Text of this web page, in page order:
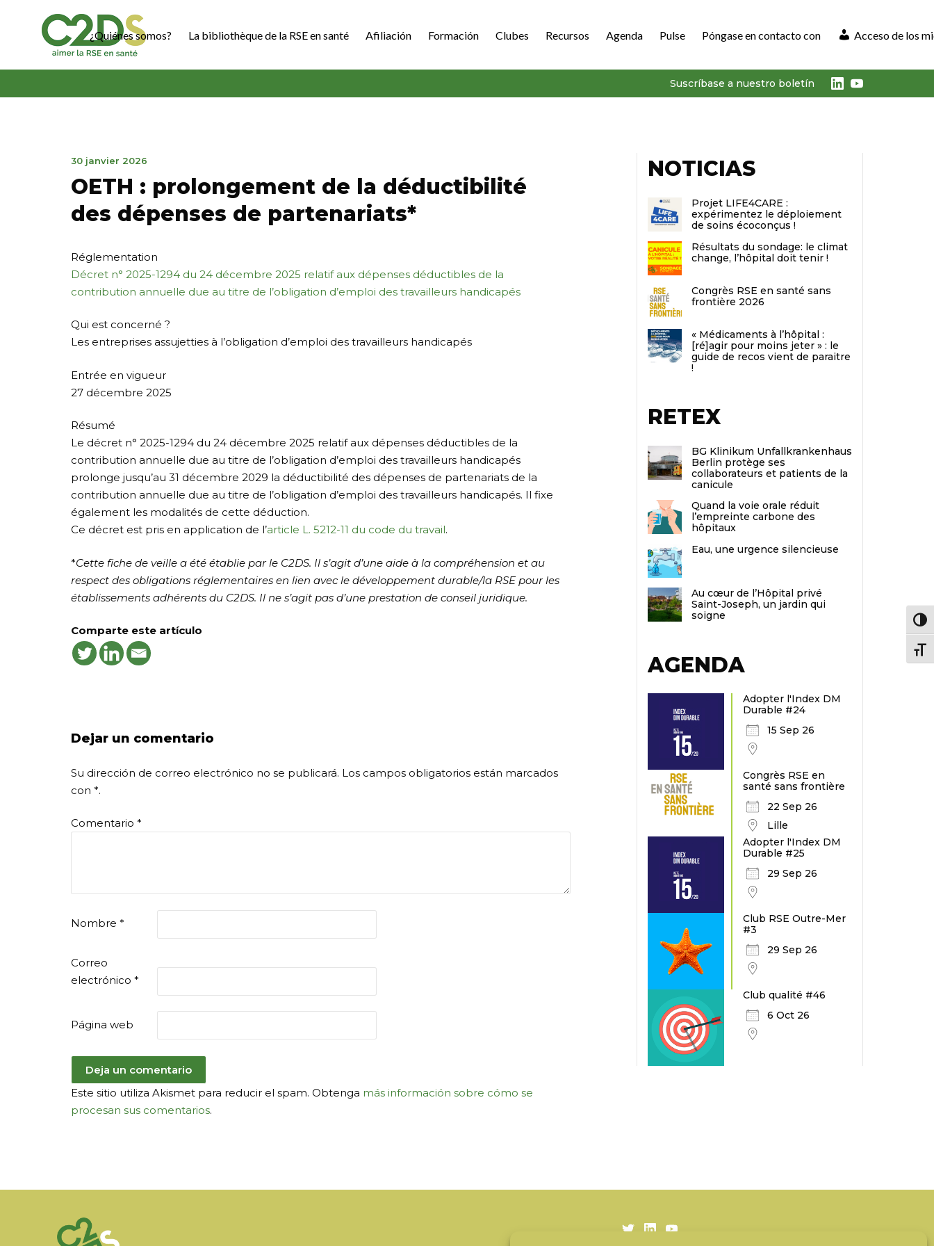
contenido
¿Quiénes somos? La bibliothèque de la RSE en santé Afiliación Formación Clubes Recursos Agenda Pulse Póngase en contacto con Acceso de los
Suscríbase a nuestro boletín LinkedIn
Youtube
30 janvier 2026
2026
OETH : prolongement de la déductibilité
des dépenses de partenariats*
Réglementation
Décret n° 2025-1294 du 24 décembre 2025 relatif aux dépenses déductibles de la
contribution annuelle due au titre de l’obligation d’emploi des travailleurs handicapés
Qui est concerné ?
Les entreprises assujetties à l’obligation d’emploi des travailleurs handicapés
Entrée en vigueur
27 décembre 2025
Résumé
Le décret n° 2025-1294 du 24 décembre 2025 relatif aux dépenses déductibles de la
contribution annuelle due au titre de l’obligation d’emploi des travailleurs handicapés
prolonge jusqu’au 31 décembre 2029 la déductibilité des dépenses de partenariats de la
contribution annuelle due au titre de l’obligation d’emploi des travailleurs handicapés. Il fixe
également les modalités de cette déduction.
Ce décret est pris en application de l’article L. 5212-11 du code du travail.
*Cette fiche de veille a été établie par le C2DS. Il s’agit d’une aide à la compréhension et au
respect des obligations réglementaires en lien avec le développement durable/la RSE pour les
établissements adhérents du C2DS. Il ne s’agit pas d’une prestation de conseil juridique.
Comparte este artículo
Dejar un comentario
Su dirección de correo electrónico no se publicará. Los campos obligatorios están marcados
con *.
Comentario *
Nombre *
Correo
electrónico *
Página web
Este sitio utiliza Akismet para reducir el spam. Obtenga más información sobre cómo se
procesan sus comentarios.
NOTICIAS
Projet LIFE4CARE :
expérimentez le déploiement
de soins écoconçus !
Résultats du sondage: le climat
change, l’hôpital doit tenir !
Congrès RSE en santé sans
frontière 2026
« Médicaments à l’hôpital :
[ré]agir pour moins jeter » : le
guide de recos vient de paraitre
!
RETEX
BG Klinikum Unfallkrankenhaus
Berlin protège ses
collaborateurs et patients de la
canicule
Quand la voie orale réduit
l’empreinte carbone des
hôpitaux
Eau, une urgence silencieuse
Au cœur de l’Hôpital privé
Saint-Joseph, un jardin qui
soigne
AGENDA
Adopter l'Index DM
Durable #24
15 Sep 26
Congrès RSE en
santé sans frontière
22 Sep 26
Lille
Adopter l'Index DM
Durable #25
29 Sep 26
Club RSE Outre-Mer
#3
29 Sep 26
Club qualité #46
6 Oct 26
TwitterLinkedIn
Youtube